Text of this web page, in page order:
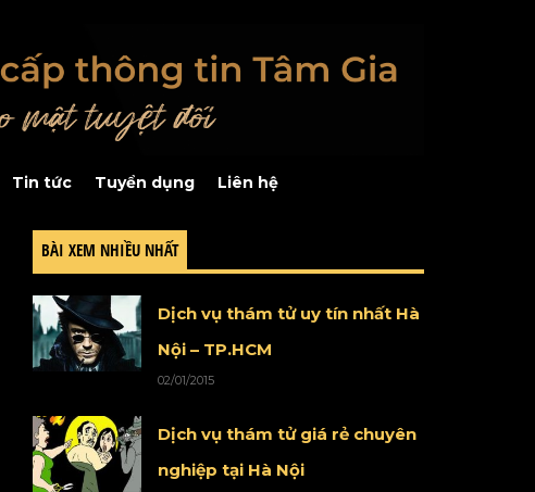
Tin tức Tuyển dụng Liên hệ
BÀI XEM NHIỀU NHẤT
Dịch vụ thám tử uy tín nhất Hà
Nội – TP.HCM
02/01/2015
Dịch vụ thám tử giá rẻ chuyên
nghiệp tại Hà Nội